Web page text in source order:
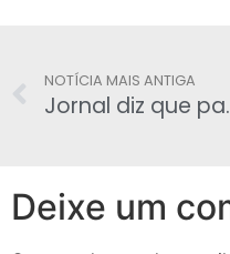
NOTÍCIA MAIS ANTIGA
Jornal diz
Deixe um